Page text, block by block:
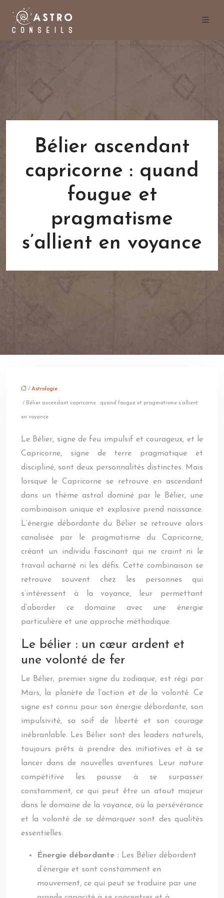
Bélier ascendant
capricorne : quand
fougue et
pragmatisme
s’allient en voyance
/ Astrologie
/ Bélier ascendant capricorne : quand fougue et pragmatisme s’allient
en voyance
Le Bélier, signe de feu impulsif et courageux, et le
Capricorne, signe de terre pragmatique et
discipliné, sont deux personnalités distinctes. Mais
lorsque le Capricorne se retrouve en ascendant
dans un thème astral dominé par le Bélier, une
combinaison unique et explosive prend naissance.
L’énergie débordante du Bélier se retrouve alors
canalisée par le pragmatisme du Capricorne,
créant un individu fascinant qui ne craint ni le
travail acharné ni les défis. Cette combinaison se
retrouve souvent chez les personnes qui
s’intéressent à la voyance, leur permettant
d’aborder ce domaine avec une énergie
particulière et une approche méthodique.
Le bélier : un cœur ardent et
une volonté de fer
Le Bélier, premier signe du zodiaque, est régi par
Mars, la planète de l’action et de la volonté. Ce
signe est connu pour son énergie débordante, son
impulsivité, sa soif de liberté et son courage
inébranlable. Les Bélier sont des leaders naturels,
toujours prêts à prendre des initiatives et à se
lancer dans de nouvelles aventures. Leur nature
compétitive les pousse à se surpasser
constamment, ce qui peut être un atout majeur
dans le domaine de la voyance, où la persévérance
et la volonté de se démarquer sont des qualités
essentielles.
Énergie débordante : Les Bélier débordent
d’énergie et sont constamment en
mouvement, ce qui peut se traduire par une